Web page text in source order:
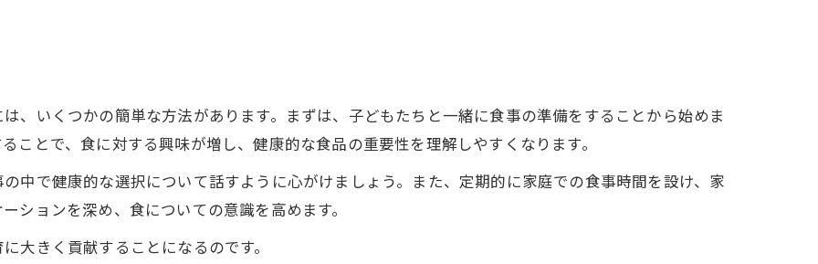
、いくつかの簡単な方法があります。まずは、子どもたちと一緒に食事の準備をすることから始めま
ことで、食に対する興味が増し、健康的な食品の重要性を理解しやすくなります。
中で健康的な選択について話すように心がけましょう。また、定期的に家庭での食事時間を設け、家
ションを深め、食についての意識を高めます。
大きく貢献することになるのです。